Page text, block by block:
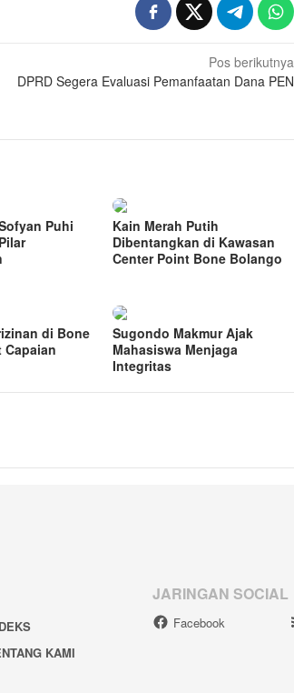
Pos berikutnya
DPRD Segera Evaluasi Pemanfaatan Dana PEN
Puhi
Kain Merah Putih
Dibentangkan di Kawasan
Center Point Bone Bolango
di Bone
Capaian
Sugondo Makmur Ajak
Mahasiswa Menjaga
Integritas
KAMI
JARINGAN SOCIAL
Facebook